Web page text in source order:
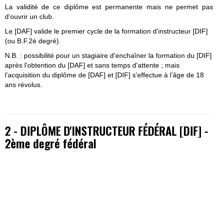
La validité de ce diplôme est permanente mais ne permet pas
d’ouvrir un club.
Le [DAF] valide le premier cycle de la formation d'instructeur [DIF]
(ou B.F.2è degré).
N.B. : possibilité pour un stagiaire d'enchaîner la formation du [DIF]
après l'obtention du [DAF] et sans temps d'attente ; mais
l'acquisition du diplôme de [DAF] et [DIF] s'effectue à l’âge de 18
ans révolus.
2 - DIPLÔME D'INSTRUCTEUR FÉDÉRAL [DIF] -
2ème degré fédéral